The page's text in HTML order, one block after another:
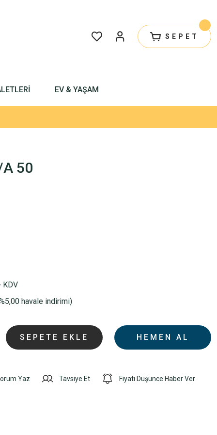
SEPET
EV & YAŞAM
50
KDV
havale indirimi)
SEPETE EKLE HEMEN AL
Yaz Tavsiye Et Fiyatı Düşünce Haber Ver